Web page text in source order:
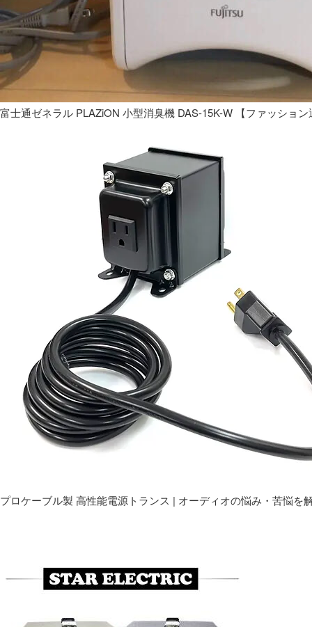
富士通ゼネラル PLAZiON 小型消臭機 DAS-15K-W 【ファッション
プロケーブル製 高性能電源トランス | オーディオの悩み・苦悩を